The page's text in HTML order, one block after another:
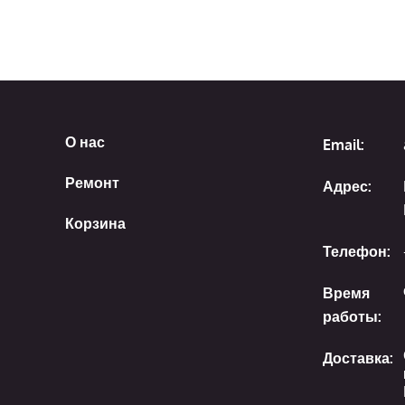
О нас
Ремонт
Корзина
Email:
Адрес:
Телефон:
Время
работы:
Доставка: